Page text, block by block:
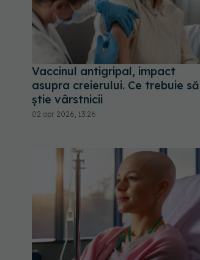
Vaccinul antigripal, impact
asupra creierului. Ce trebuie să
știe vârstnicii
02 apr 2026, 13:26